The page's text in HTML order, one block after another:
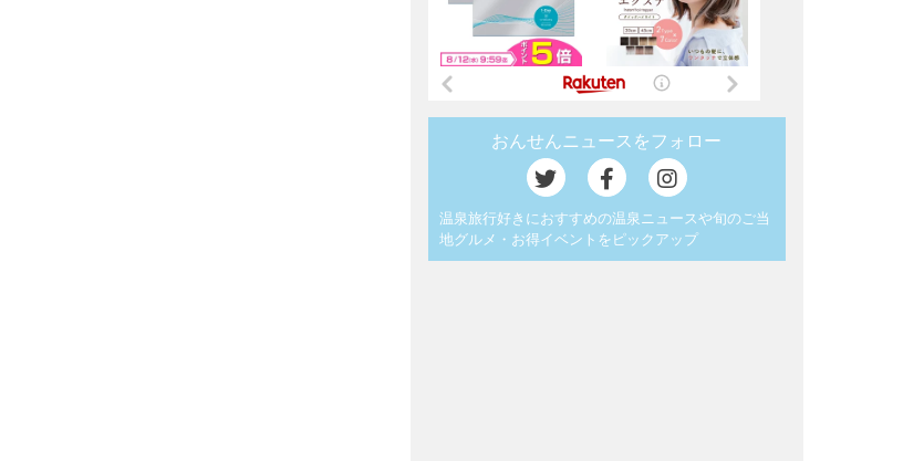
おんせんニュースをフォロー
温泉旅行好きにおすすめの温泉ニュースや旬のご当
地グルメ・お得イベントをピックアップ